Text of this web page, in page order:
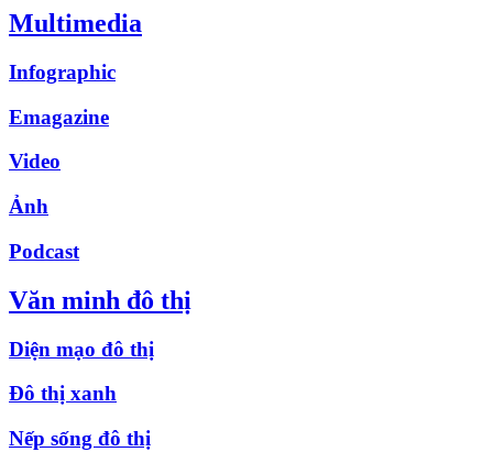
Multimedia
Infographic
Emagazine
Video
Ảnh
Podcast
Văn minh đô thị
Diện mạo đô thị
Đô thị xanh
Nếp sống đô thị